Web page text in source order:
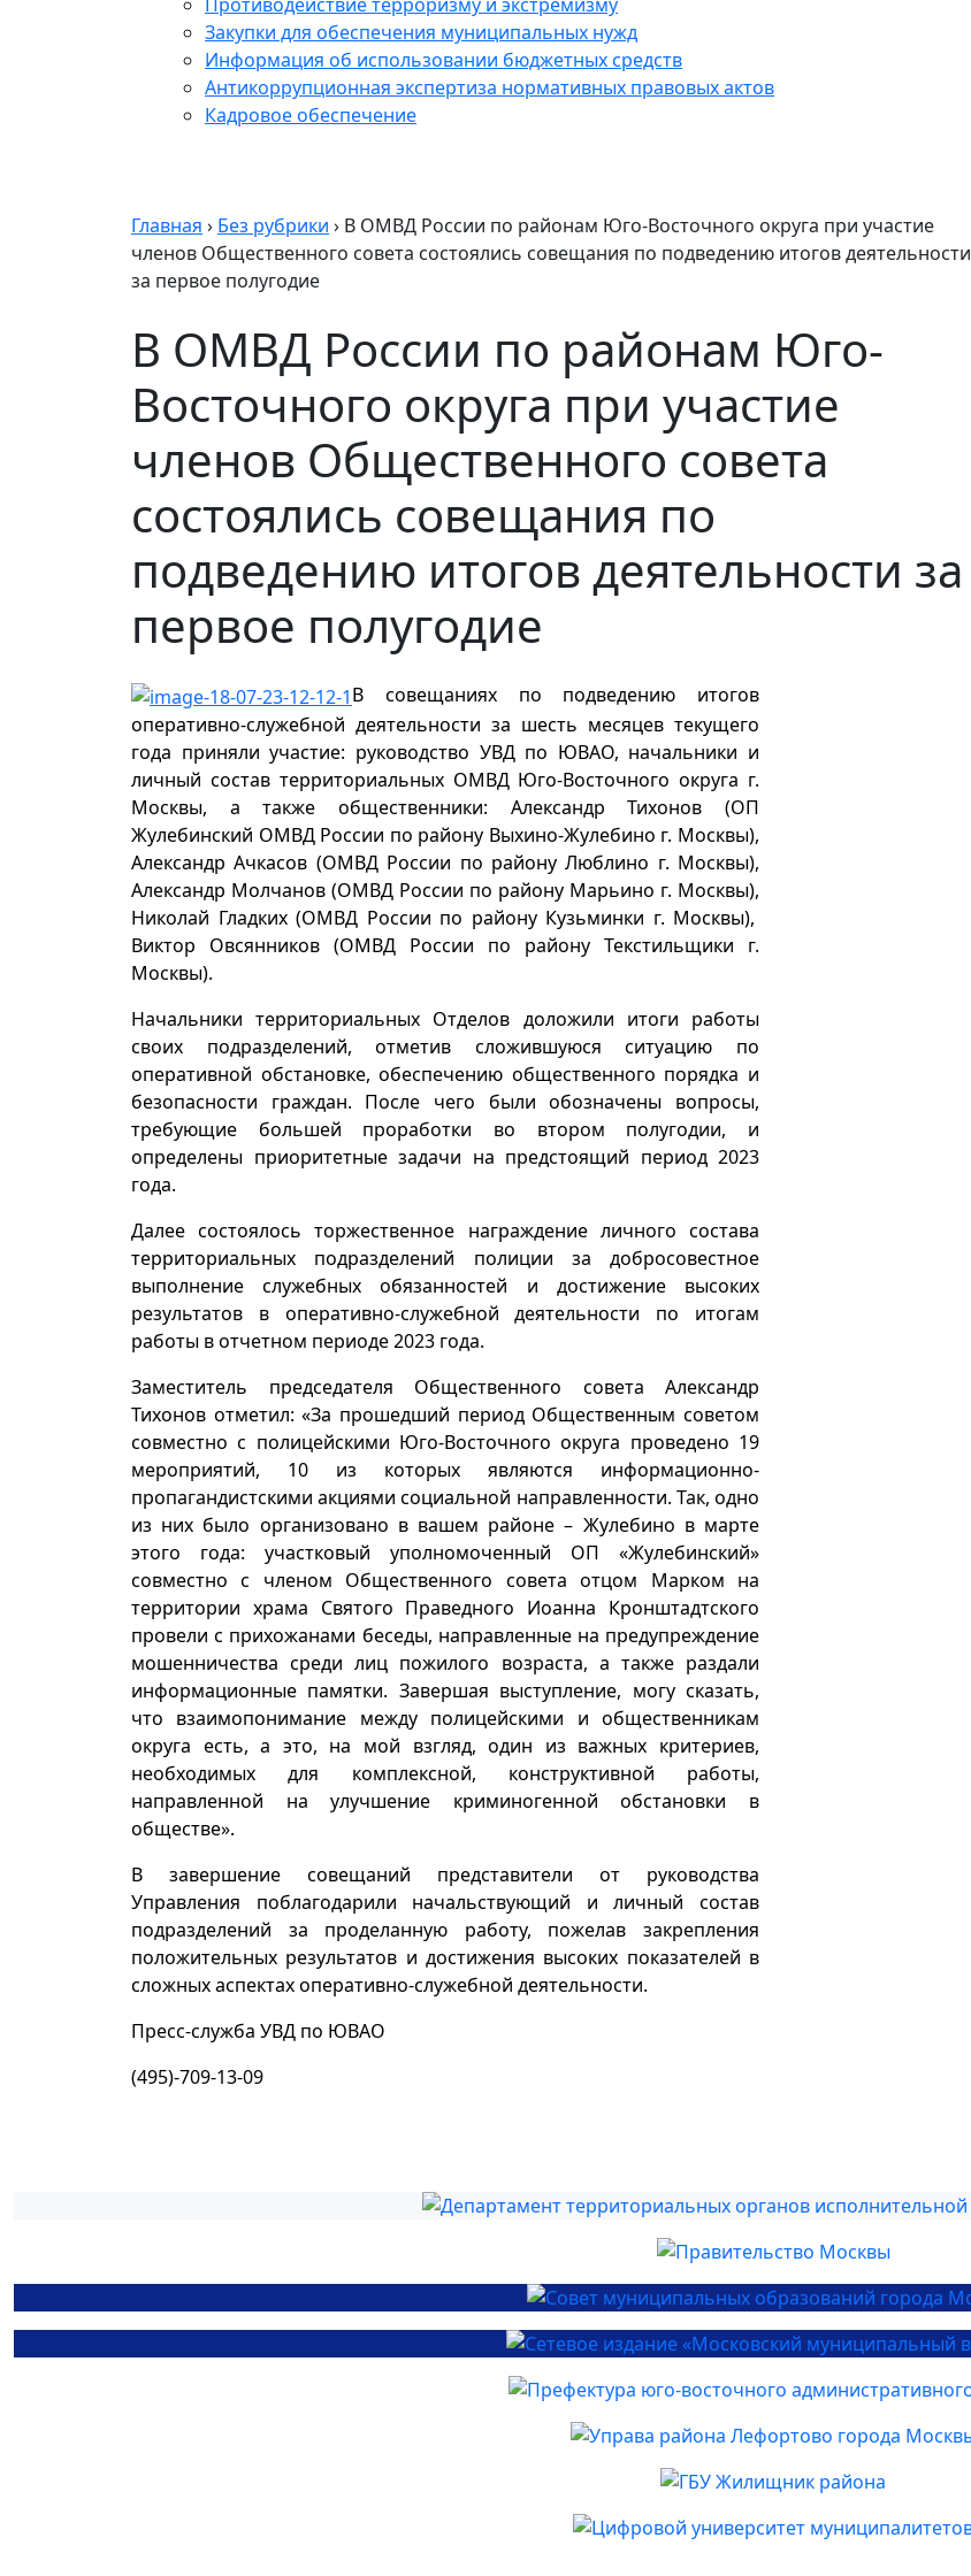
Закупки для обеспечения муниципальных нужд
Информация об использовании бюджетных средств
Антикоррупционная экспертиза нормативных правовых актов
Кадровое обеспечение
Главная › Без рубрики › В ОМВД России по районам Юго-Восточного округа при участие
членов Общественного совета состоялись совещания по подведению итогов деятельности
за первое полугодие
В ОМВД России по районам Юго-
Восточного округа при участие
членов Общественного совета
состоялись совещания по
подведению итогов деятельности за
первое полугодие
В совещаниях по подведению итогов
оперативно-служебной деятельности за шесть месяцев текущего
года приняли участие: руководство УВД по ЮВАО, начальники и
личный состав территориальных ОМВД Юго-Восточного округа г.
Москвы, а также общественники: Александр Тихонов (ОП
Жулебинский ОМВД России по району Выхино-Жулебино г. Москвы),
Александр Ачкасов (ОМВД России по району Люблино г. Москвы),
Александр Молчанов (ОМВД России по району Марьино г. Москвы),
Николай Гладких (ОМВД России по району Кузьминки г. Москвы),
Виктор Овсянников (ОМВД России по району Текстильщики г.
Москвы).
Начальники территориальных Отделов доложили итоги работы
своих подразделений, отметив сложившуюся ситуацию по
оперативной обстановке, обеспечению общественного порядка и
безопасности граждан. После чего были обозначены вопросы,
требующие большей проработки во втором полугодии, и
определены приоритетные задачи на предстоящий период 2023
года.
Далее состоялось торжественное награждение личного состава
территориальных подразделений полиции за добросовестное
выполнение служебных обязанностей и достижение высоких
результатов в оперативно-служебной деятельности по итогам
работы в отчетном периоде 2023 года.
Заместитель председателя Общественного совета Александр
Тихонов отметил: «За прошедший период Общественным советом
совместно с полицейскими Юго-Восточного округа проведено 19
мероприятий, 10 из которых являются информационно-
пропагандистскими акциями социальной направленности. Так, одно
из них было организовано в вашем районе – Жулебино в марте
этого года: участковый уполномоченный ОП «Жулебинский»
совместно с членом Общественного совета отцом Марком на
территории храма Святого Праведного Иоанна Кронштадтского
провели с прихожанами беседы, направленные на предупреждение
мошенничества среди лиц пожилого возраста, а также раздали
информационные памятки. Завершая выступление, могу сказать,
что взаимопонимание между полицейскими и общественникам
округа есть, а это, на мой взгляд, один из важных критериев,
необходимых для комплексной, конструктивной работы,
направленной на улучшение криминогенной обстановки в
обществе».
В завершение совещаний представители от руководства
Управления поблагодарили начальствующий и личный состав
подразделений за проделанную работу, пожелав закрепления
положительных результатов и достижения высоких показателей в
сложных аспектах оперативно-служебной деятельности.
Пресс-служба УВД по ЮВАО
(495)-709-13-09